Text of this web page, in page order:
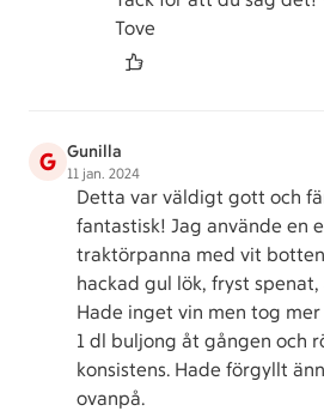
Tove
G Gunilla
11 jan. 2024
Detta var väldigt gott och
fantastisk! Jag använde en
traktörpanna med vit
hackad gul lök, fryst
Hade inget vin men tog
1 dl buljong åt gången och
konsistens. Hade förgyllt
ovanpå.